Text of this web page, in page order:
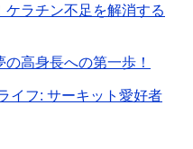
ケラチン不足を解消する
高身長への第一歩！
イフ: サーキット愛好者